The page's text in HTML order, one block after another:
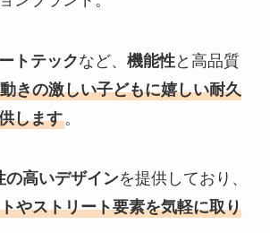
トテックなど、 機能性と高品質
動きの激しい子どもに嬉しい耐久
します。
の高いデザインを提供しており、
やストリート要素を気軽に取り